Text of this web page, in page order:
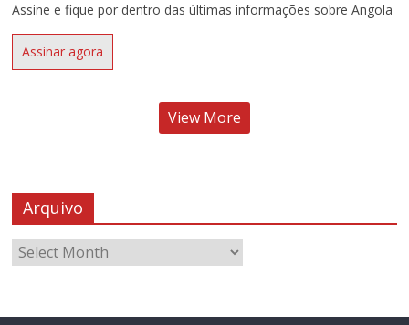
Assine e fique por dentro das últimas informações sobre Angola
Assinar agora
View More
Arquivo